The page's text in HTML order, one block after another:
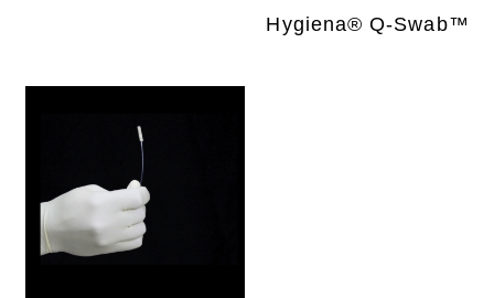
Hygiena® Q-Swab™